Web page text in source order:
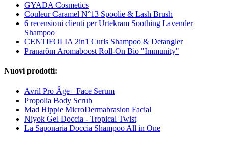
GYADA Cosmetics
Couleur Caramel N°13 Spoolie & Lash Brush
6 recensioni clienti per Urtekram Soothing Lavender
Shampoo
CENTIFOLIA 2in1 Curls Shampoo & Detangler
Pranarôm Aromaboost Roll-On Bio "Immunity"
Nuovi prodotti:
Avril Pro Âge+ Face Serum
Propolia Body Scrub
Mad Hippie MicroDermabrasion Facial
Niyok Gel Doccia - Tropical Twist
La Saponaria Doccia Shampoo All in One